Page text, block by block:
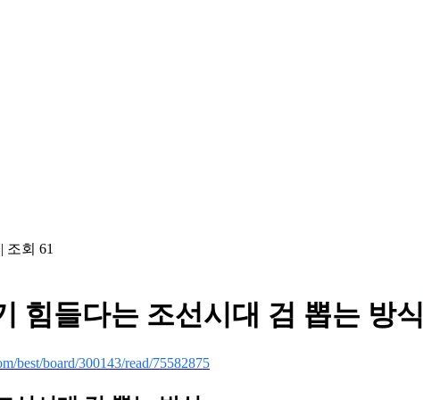
| 조회 61
힘들다는 조선시대 검 뽑는 방식
best/board/300143/read/75582875